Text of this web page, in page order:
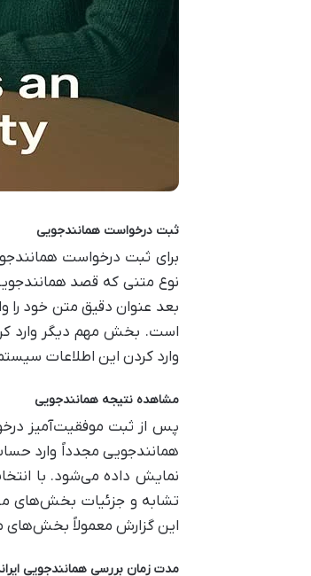
ثبت درخواست همانندجویی
برای ثبت درخواست
نوع متنی که قصد
بعد عنوان دقیق متن خود
است. بخش مهم دیگر وارد
وارد کردن این اطلاعات
مشاهده نتیجه همانندجویی
پس از ثبت موفقیت‌آمیز
همانندجویی مجدداً وارد
نمایش داده می‌شود. با
این گزارش معمولاً بخش‌های
مدت زمان بررسی همانندجویی